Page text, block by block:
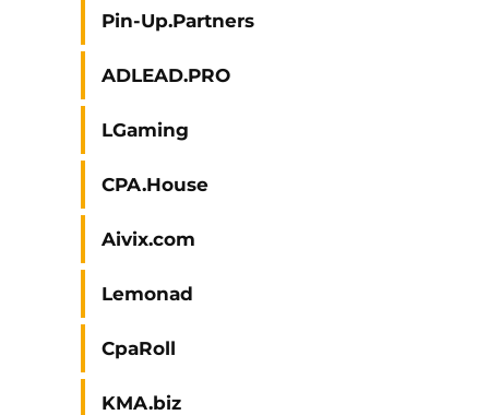
Pin-Up.Partners
ADLEAD.PRO
LGaming
CPA.House
Aivix.com
Lemonad
CpaRoll
KMA.biz